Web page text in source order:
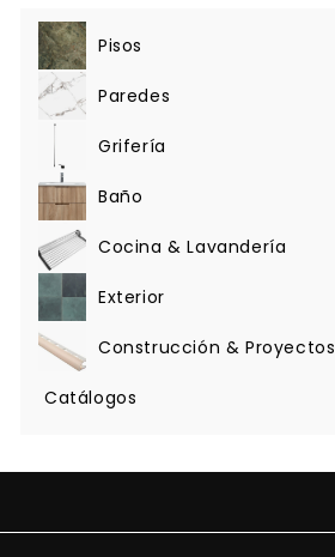
0
Pisos
Expandir
menú Paredes
Expandir
Grifería
Expandir
menú Baño
Expandir
menú Cocina & Lavandería
Expandir
Exterior
Expandir
menú Construcción & Proyectos
Expandir
menú
Catálogos